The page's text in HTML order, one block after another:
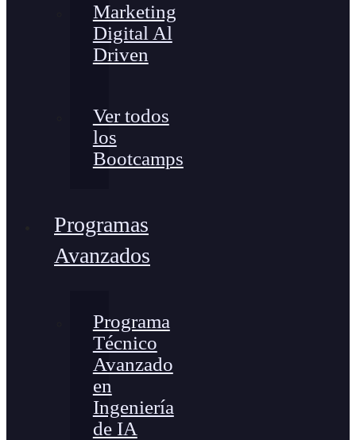
Marketing
Digital Al
Driven
Ver todos
los
Bootcamps
Programas
Avanzados
Programa
Técnico
Avanzado
en
Ingeniería
de IA